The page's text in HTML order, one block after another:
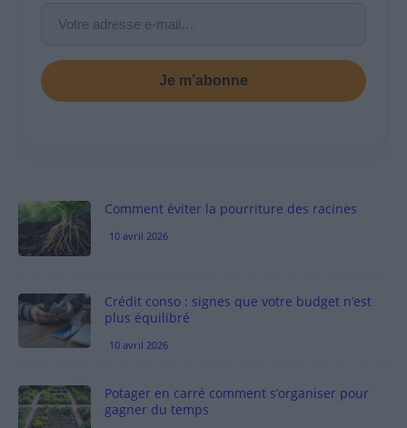
Je m’abonne
Comment éviter la pourriture des racines
10 avril 2026
Crédit conso : signes que votre budget n’est
plus équilibré
10 avril 2026
Potager en carré comment s’organiser pour
gagner du temps